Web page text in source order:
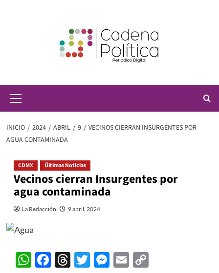
principal
INICIO 2024 ABRIL 9
VECINOS CIERRAN INSURGENTES POR
AGUA CONTAMINADA
CDMX Últimas Noticias
Vecinos cierran Insurgentes por
agua contaminada
La Redacción 9 abril, 2024
WhatsApp
Facebook
Threads
Twitter
Messenger
EmailCopy